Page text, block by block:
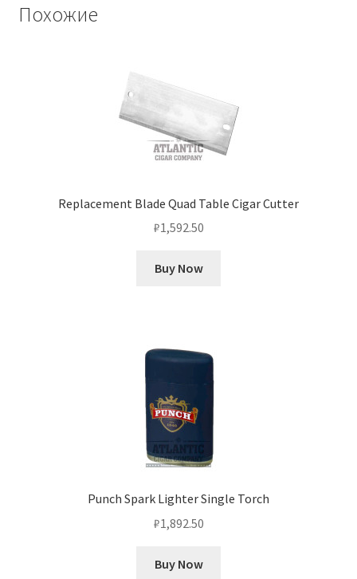
Похожие
Replacement Blade Quad Table Cigar Cutter
₽1,592.50
Buy Now
Punch Spark Lighter Single Torch
₽1,892.50
Buy Now